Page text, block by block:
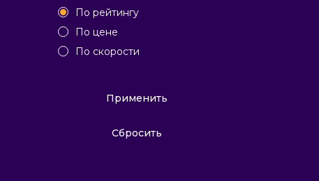
По рейтингу
По цене
По скорости
Применить
Сбросить